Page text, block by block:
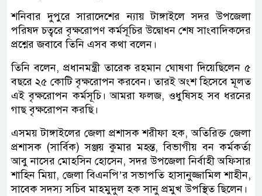
শনিবার দুপুরে সারাদেশের ন্যায় টাঙ্গাইলে সদর উপজেলা
পরিষদ চত্বরে বৃক্ষরোপণ কর্মসূচির উদ্বোধন শেষ সাংবাদিকদের
প্রশ্নের জবাবে তিনি এসব কথা বলেন।
তিনি বলেন, প্রধানমন্ত্রী তারেক রহমান ঘোষণা দিয়েছিলেন ৫
বছরে ২৫ কোটি বৃক্ষরোপন করবেন। তারই অংশ হিসেবে মূলত
এই বৃক্ষরোপন কর্মসূচি। আমরা ফলজ, ওধুষিসহ সব ধরনের
গাছ বৃক্ষরোপন করছি।
এসময় টাঙ্গাইলের জেলা প্রশাসক শরীফা হক, অতিরিক্ত জেলা
প্রশাসক (সার্বিক) সঞ্জয় কুমার মহন্ত, বিভাগীয় বন কর্মকর্তা
আবু নাসের মোহসিন হোসেন, সদর উপজেলা নির্বাহী অফিসার
শাহিন মিয়া, জেলা বিএনপি’র সভাপতি হাসানুজ্জামিল শাহীন,
সাবেক সদস্য সচিব মাহমুদুল হক সানু প্রমুখ উপস্থিত ছিলেন।